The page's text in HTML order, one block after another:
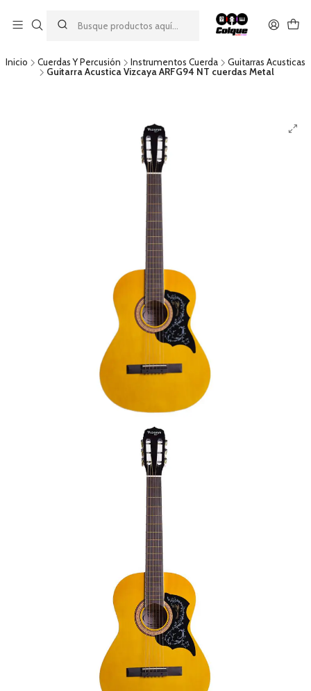
descuento por pago con transferencia bancaria
por una compra mínima de $49.990. Este descuento no es
acumulable a otras promociones ni aplicable a gastos de envío.
Inicio Cuerdas Y Percusión Instrumentos Cuerda
Guitarras Acusticas
Guitarra Acustica Vizcaya ARFG94 NT cuerdas Metal